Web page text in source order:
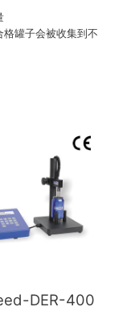
罐子会被收集到不
DER-400